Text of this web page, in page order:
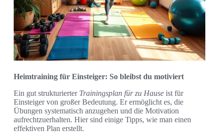
Heimtraining für Einsteiger: So bleibst du motiviert
Ein gut strukturierter Trainingsplan für zu Hause ist für
Einsteiger von großer Bedeutung. Er ermöglicht es, die
Übungen systematisch anzugehen und die Motivation
aufrechtzuerhalten. Hier sind einige Tipps, wie man einen
effektiven Plan erstellt.